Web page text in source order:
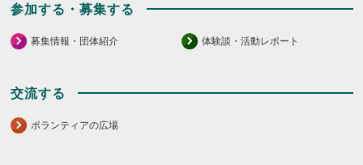
参加する・募集する
募集情報・団体紹介 体験談・活動レポート
交流する
ボランティアの広場